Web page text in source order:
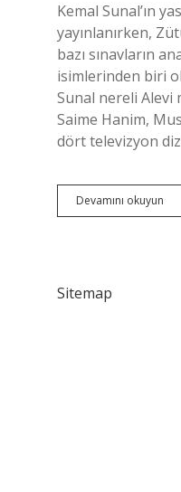
Kemal Sunal’ın
yayınlanırken,
bazı sınavların
isimlerinden biri
Sunal nereli Alevi
Saime Hanim,
dört televizyon
Devamını okuyun
Sitemap